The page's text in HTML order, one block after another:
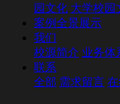
园文化 大学校园
案例全景展示
我们
校源简介 业务体
联系
全部 需求留言